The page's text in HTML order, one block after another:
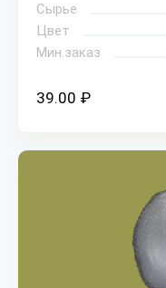
Сырье
Цвет
Мин.заказ
39.00 ₽